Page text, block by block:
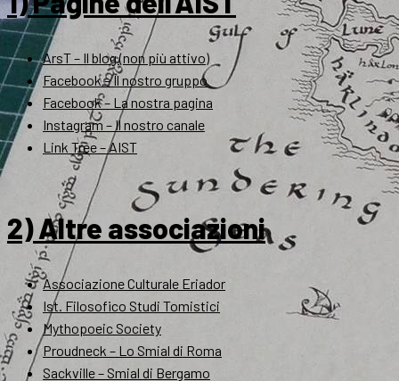
ArsT – Il blog (non più attivo)
Facebook – Il nostro gruppo
Facebook – La nostra pagina
Instagram – Il nostro canale
Link Tree – AIST
2) Altre associazioni
Associazione Culturale Eriador
Ist. Filosofico Studi Tomistici
Mythopoeic Society
Proudneck – Lo Smial di Roma
Sackville – Smial di Bergamo